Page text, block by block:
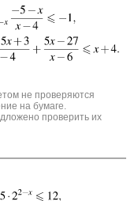
не проверяются
на бумаге.
проверить их